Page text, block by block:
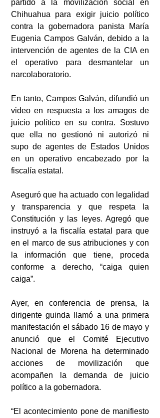
partido a la movilización social en
Chihuahua para exigir juicio político
contra la gobernadora panista María
Eugenia Campos Galván, debido a la
intervención de agentes de la CIA en
el operativo para desmantelar un
narcolaboratorio.
En tanto, Campos Galván, difundió un
video en respuesta a los amagos de
juicio político en su contra. Sostuvo
que ella no gestionó ni autorizó ni
supo de agentes de Estados Unidos
en un operativo encabezado por la
fiscalía estatal.
Aseguró que ha actuado con legalidad
y transparencia y que respeta la
Constitución y las leyes. Agregó que
instruyó a la fiscalía estatal para que
en el marco de sus atribuciones y con
la información que tiene, proceda
conforme a derecho, “caiga quien
caiga”.
Ayer, en conferencia de prensa, la
dirigente guinda llamó a una primera
manifestación el sábado 16 de mayo y
anunció que el Comité Ejecutivo
Nacional de Morena ha determinado
acciones de movilización que
acompañen la demanda de juicio
político a la gobernadora.
“El acontecimiento pone de manifiesto